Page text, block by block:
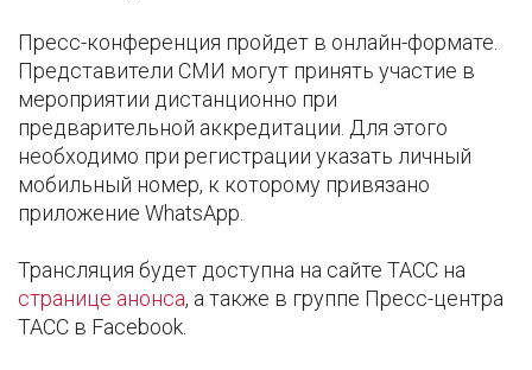
Пресс-конференция пройдет в онлайн-формате.
Представители СМИ могут принять участие в
мероприятии дистанционно при
предварительной аккредитации. Для этого
необходимо при регистрации указать личный
мобильный номер, к которому привязано
приложение WhatsApp.
Трансляция будет доступна на сайте ТАСС на
странице анонса, а также в группе Пресс-центра
ТАСС в Facebook.